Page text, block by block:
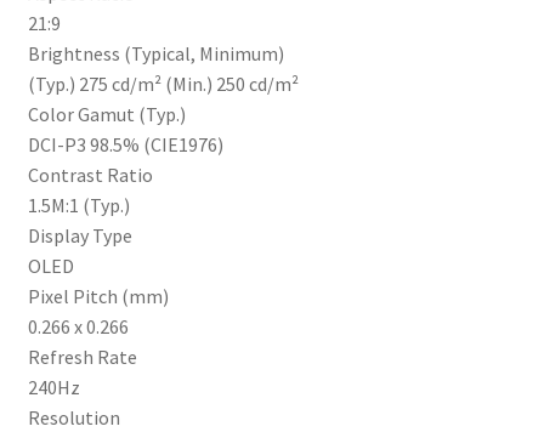
21:9
Brightness (Typical, Minimum)
(Typ.) 275 cd/m² (Min.) 250 cd/m²
Color Gamut (Typ.)
DCI-P3 98.5% (CIE1976)
Contrast Ratio
1.5M:1 (Typ.)
Display Type
OLED
Pixel Pitch (mm)
0.266 x 0.266
Refresh Rate
240Hz
Resolution